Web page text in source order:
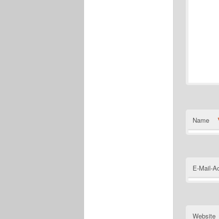
Name
E-Mail-
Website